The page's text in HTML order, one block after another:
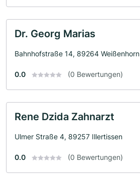
Dr. Georg Marias
Bahnhofstraße 14, 89264 Weißenhorn
0.0 (0 Bewertungen)
Rene Dzida Zahnarzt
Ulmer Straße 4, 89257 Illertissen
0.0 (0 Bewertungen)